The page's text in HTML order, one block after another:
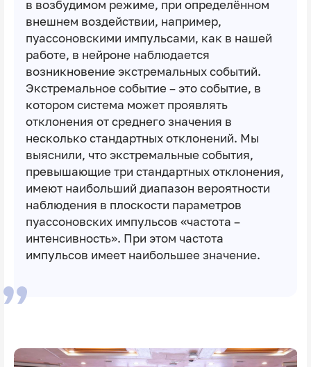
в возбудимом режиме, при определённом
внешнем воздействии, например,
пуассоновскими импульсами, как в нашей
работе, в нейроне наблюдается
возникновение экстремальных событий.
Экстремальное событие – это событие, в
котором система может проявлять
отклонения от среднего значения в
несколько стандартных отклонений. Мы
выяснили, что экстремальные события,
превышающие три стандартных отклонения,
имеют наибольший диапазон вероятности
наблюдения в плоскости параметров
пуассоновских импульсов «частота –
интенсивность». При этом частота
импульсов имеет наибольшее значение.